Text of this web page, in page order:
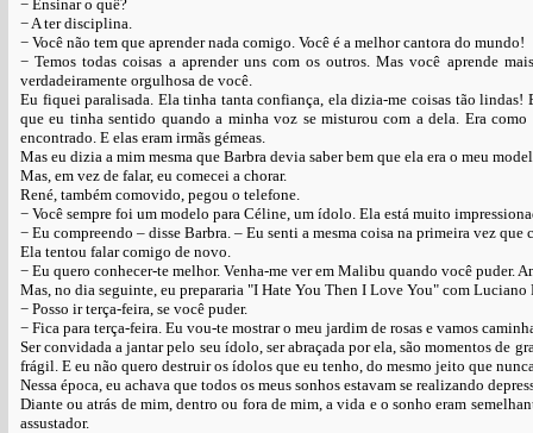
− Ensinar o quê?
− A ter disciplina.
− Você não tem que aprender nada comigo. Você é a melhor cantora do mundo!
− Temos todas coisas a aprender uns com os outros. Mas você aprende
verdadeiramente orgulhosa de você.
Eu fiquei paralisada. Ela tinha tanta confiança, ela dizia-me coisas tão
que eu tinha sentido quando a minha voz se misturou com a dela. Era
encontrado. E elas eram irmãs gémeas.
Mas eu dizia a mim mesma que Barbra devia saber bem que ela era o meu
Mas, em vez de falar, eu comecei a chorar.
René, também comovido, pegou o telefone.
− Você sempre foi um modelo para Céline, um ídolo. Ela está muito
− Eu compreendo – disse Barbra. – Eu senti a mesma coisa na primeira vez que
Ela tentou falar comigo de novo.
− Eu quero conhecer-te melhor. Venha-me ver em Malibu quando você puder.
Mas, no dia seguinte, eu prepararia "I Hate You Then I Love You" com Luciano
− Posso ir terça-feira, se você puder.
− Fica para terça-feira. Eu vou-te mostrar o meu jardim de rosas e vamos
Ser convidada a jantar pelo seu ídolo, ser abraçada por ela, são momentos de
frágil. E eu não quero destruir os ídolos que eu tenho, do mesmo jeito que
Nessa época, eu achava que todos os meus sonhos estavam se realizando
Diante ou atrás de mim, dentro ou fora de mim, a vida e o sonho eram
assustador.